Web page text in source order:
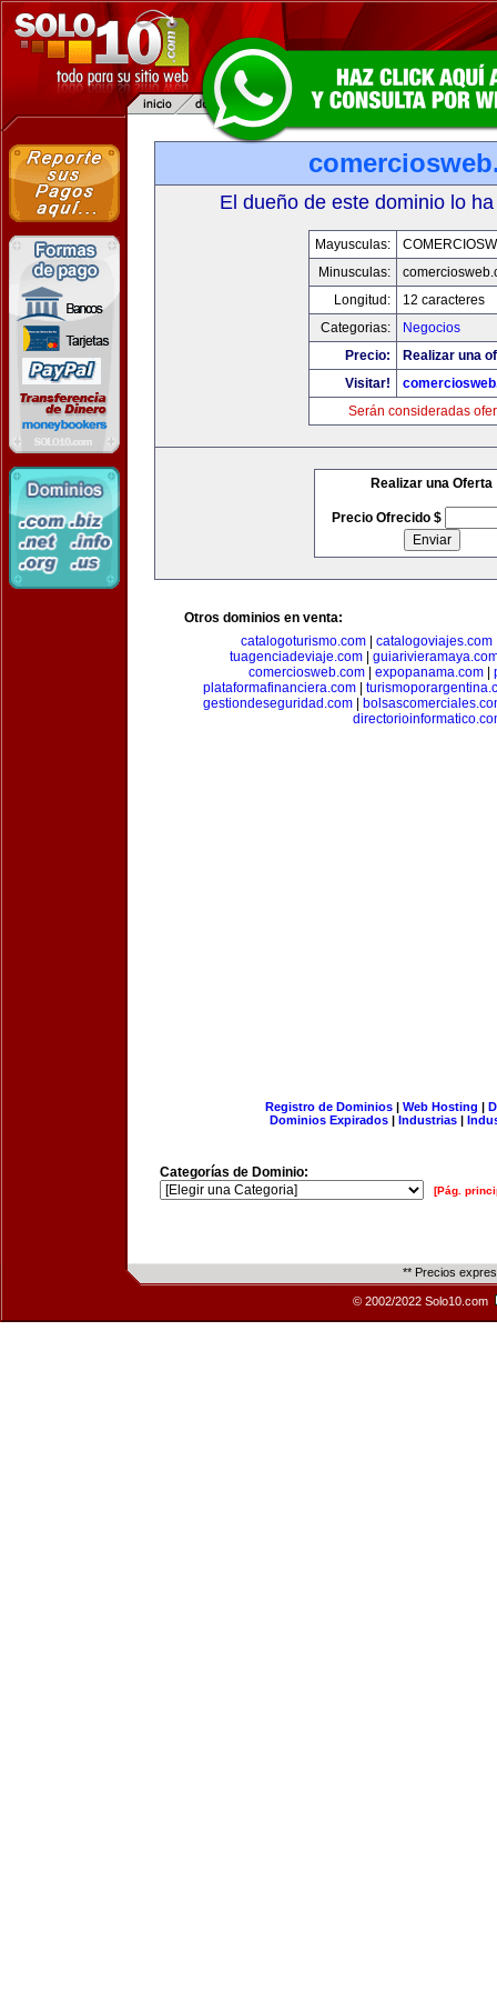
El dueño de este dominio lo
Mayusculas:
Minusculas:
Longitud:
12 caracteres
Categorias:
Negocios
Precio:
Realizar una
Visitar!
Serán consideradas
Realizar una Oferta
Precio Ofrecido $
Otros dominios en venta:
catalogoturismo.com
catalogoviajes.com
tuagenciadeviaje.com|
comerciosweb.com
expopanama.com
plataformafinanciera.com
gestiondeseguridad.com
Registro de Dominios| Web Hosting |
Dominios Expirados | Industrias |
Categorías de Dominio:
[Pág.
** Precios
© 2002/2022 Solo10.com